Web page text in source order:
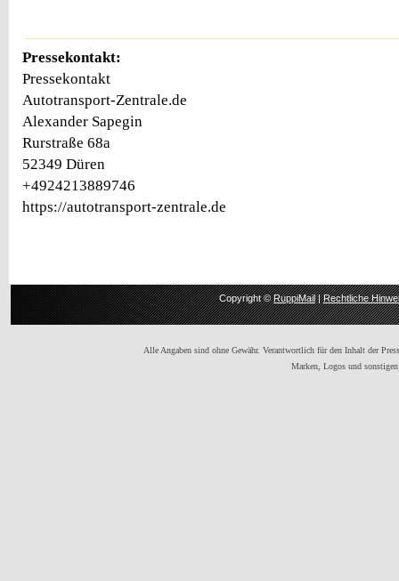
Pressekontakt:
Pressekontakt
Autotransport-Zentrale.de
Alexander Sapegin
Rurstraße 68a
52349 Düren
+4924213889746
https://autotransport-zentrale.de
Copyright ©RuppiMail|Rechtliche
Alle Angaben sind ohne Gewähr. Verantwortlich für den Inhalt der
Marken, Logos und